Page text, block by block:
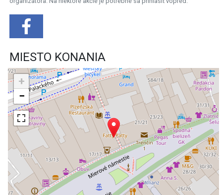
MIESTO KONANIA
+
−